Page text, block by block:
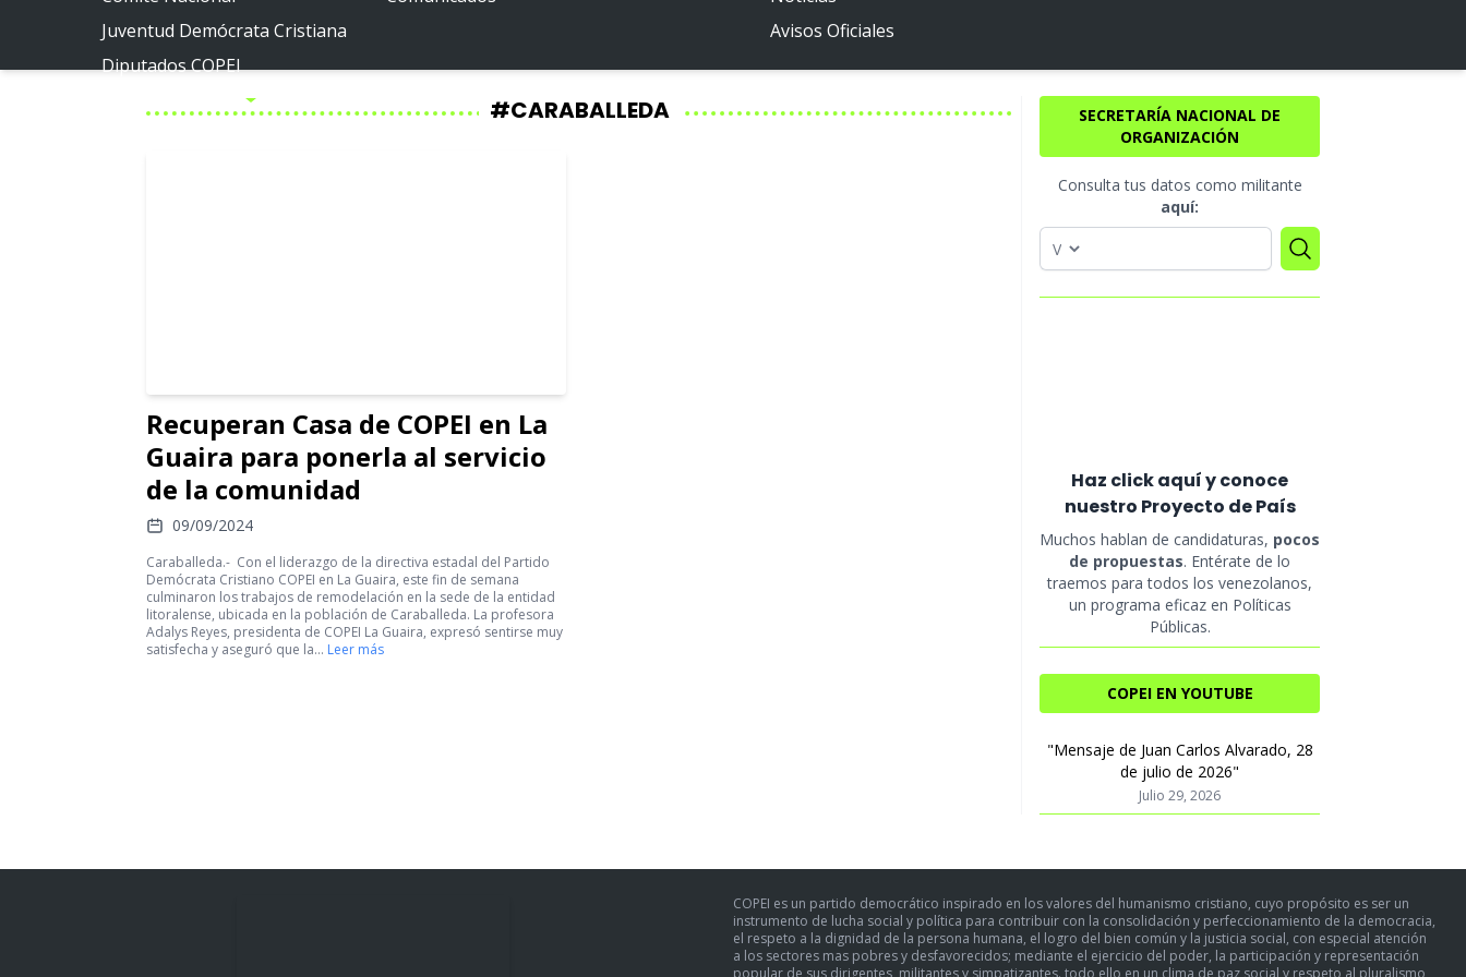
Juventud Demócrata Cristiana
Diputados COPEI
Avisos Oficiales
#CARABALLEDA
Recuperan Casa de COPEI en La
Guaira para ponerla al servicio
de la comunidad
09/09/2024
Caraballeda.- Con el liderazgo de la directiva estadal del Partido
Demócrata Cristiano COPEI en La Guaira, este fin de semana
culminaron los trabajos de remodelación en la sede de la entidad
litoralense, ubicada en la población de Caraballeda. La profesora
Adalys Reyes, presidenta de COPEI La Guaira, expresó sentirse muy
satisfecha y aseguró que la… Leer más
SECRETARÍA NACIONAL DE
ORGANIZACIÓN
Consulta tus datos como militante
aquí:
Haz click aquí y conoce
nuestro Proyecto de País
Muchos hablan de candidaturas, pocos
de propuestas. Entérate de lo
traemos para todos los venezolanos,
un programa eficaz en Políticas
Públicas.
COPEI EN YOUTUBE
"Mensaje de Juan Carlos Alvarado, 28
de julio de 2026"
Julio 29, 2026
COPEI es un partido democrático inspirado en los valores del humanismo cristiano, cuyo propósito es ser un
instrumento de lucha social y política para contribuir con la consolidación y perfeccionamiento de la democracia,
el respeto a la dignidad de la persona humana, el logro del bien común y la justicia social, con especial atención
a los sectores mas pobres y desfavorecidos; mediante el ejercicio del poder, la participación y representación
popular de sus dirigentes, militantes y simpatizantes. todo ello en un clima de paz social y respeto al pluralismo